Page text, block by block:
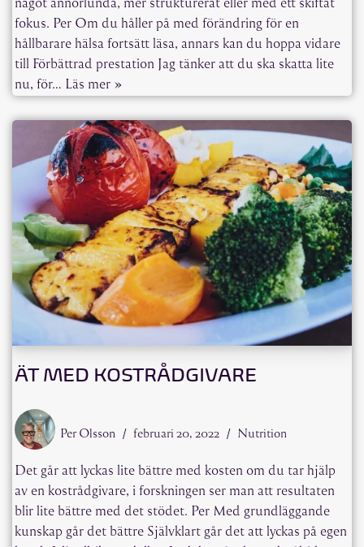
fokus. Per Om du håller på med förändring för en
hållbarare hälsa fortsätt läsa, annars kan du hoppa vidare
till Förbättrad prestation Jag tänker att du ska skatta lite
nu, för… Läs mer »
ÄT MED KOSTRÅDGIVARE
Per Olsson februari 20, 2022 Nutrition
Det går att lyckas lite bättre med kosten om du tar hjälp
av en kostrådgivare, i forskningen ser man att resultaten
blir lite bättre med det stödet. Per Med grundläggande
kunskap går det bättre Självklart går det att lyckas på egen